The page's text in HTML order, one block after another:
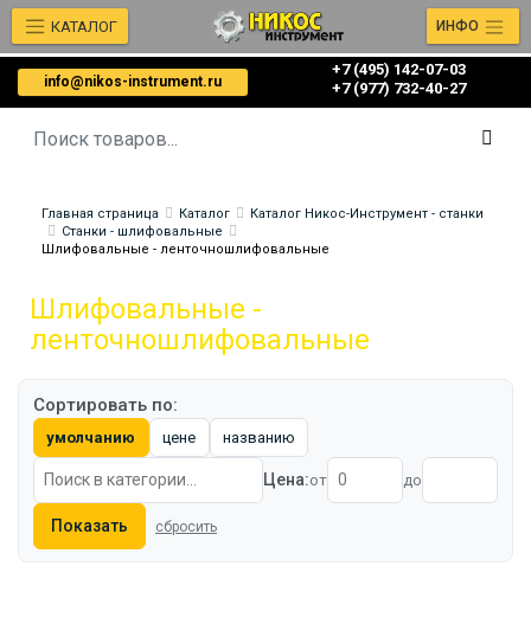
info@nikos-instrument.ru
+7 (495) 142-07-03
‎‎+7 (977) 732-40-27
КАТАЛОГ ИНФО
Главная страница Каталог
Каталог Никос-Инструмент - станки
Станки - шлифовальные
Шлифовальные - ленточношлифовальные
Шлифовальные -
ленточношлифовальные
Сортировать по:
умолчанию цене названию
Цена:от до
Показать сбросить